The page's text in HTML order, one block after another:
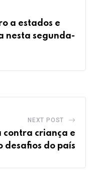
a estados e
nesta segunda-
NEXT POST
contra criança e
desafios do país